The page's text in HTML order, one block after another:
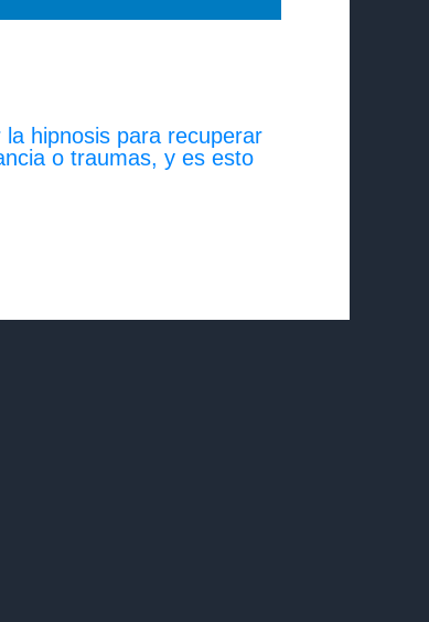
la hipnosis para recuperar
o traumas, y es esto